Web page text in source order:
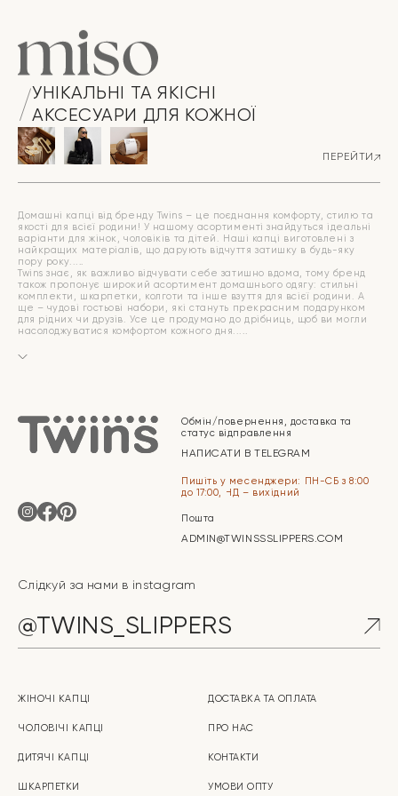
УНІКАЛЬНІ ТА ЯКІСНІ
АКСЕСУАРИ ДЛЯ КОЖНОЇ
ПЕРЕЙТИ
Домашні капці від бренду Twins – це поєднання комфорту, стилю та
якості для всієї родини! У нашому асортименті знайдуться ідеальні
варіанти для жінок, чоловіків та дітей. Наші капці виготовлені з
найкращих матеріалів, що дарують відчуття затишку в будь-яку
пору року.
Twins знає, як важливо відчувати себе затишно вдома, тому бренд
також пропонує широкий асортимент домашнього одягу: стильні
комплекти, шкарпетки, колготи та інше взуття для всієї родини. А
ще – чудові гостьові набори, які стануть прекрасним подарунком
для рідних чи друзів. Усе це продумано до дрібниць, щоб ви могли
насолоджуватися комфортом кожного дня.
Обмін/повернення, доставка та
статус відправлення
НАПИСАТИ В TELEGRAM
Пишіть у месенджери: ПН-СБ з 8:00
до 17:00, НД – вихідний
Пошта
ADMIN@TWINSSSLIPPERS.COM
Слідкуй за нами в instagram
@TWINS_SLIPPERS
ЖІНОЧІ КАПЦІ
ЧОЛОВІЧІ КАПЦІ
ДИТЯЧІ КАПЦІ
ШКАРПЕТКИ
ДОСТАВКА ТА ОПЛАТА
ПРО НАС
КОНТАКТИ
УМОВИ ОПТУ